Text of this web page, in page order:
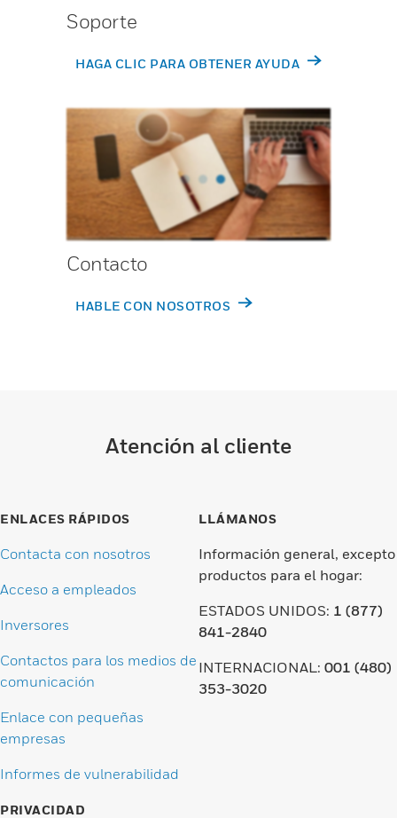
Soporte
HAGA CLIC PARA OBTENER AYUDA
Contacto
HABLE CON NOSOTROS
Atención al cliente
ENLACES RÁPIDOS
Contacta con nosotros
Acceso a empleados
Inversores
Contactos para los medios de
comunicación
Enlace con pequeñas
empresas
Informes de vulnerabilidad
LLÁMANOS
Información general, excepto
productos para el hogar:
ESTADOS UNIDOS: 1 (877)
841-2840
INTERNACIONAL: 001 (480)
353-3020
PRIVACIDAD